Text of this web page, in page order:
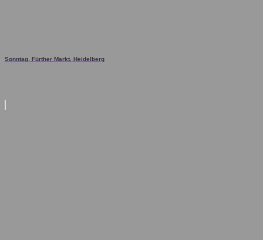
Sonntag, Fürther Markt, Heidelberg